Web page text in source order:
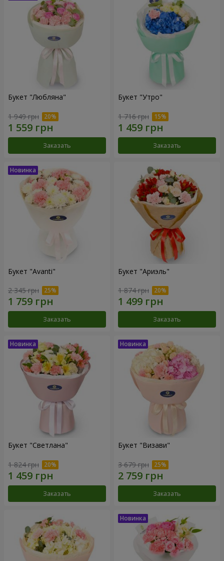
Букет "Любляна"
1 949 грн
Заказать
Букет "Утро"
1 716 грн
Заказать
Букет "Avanti"
2 345 грн
Заказать
Букет "Ариэль"
1 874 грн
Заказать
Букет "Светлана"
1 824 грн
Заказать
Букет "Визави"
3 679 грн
Заказать